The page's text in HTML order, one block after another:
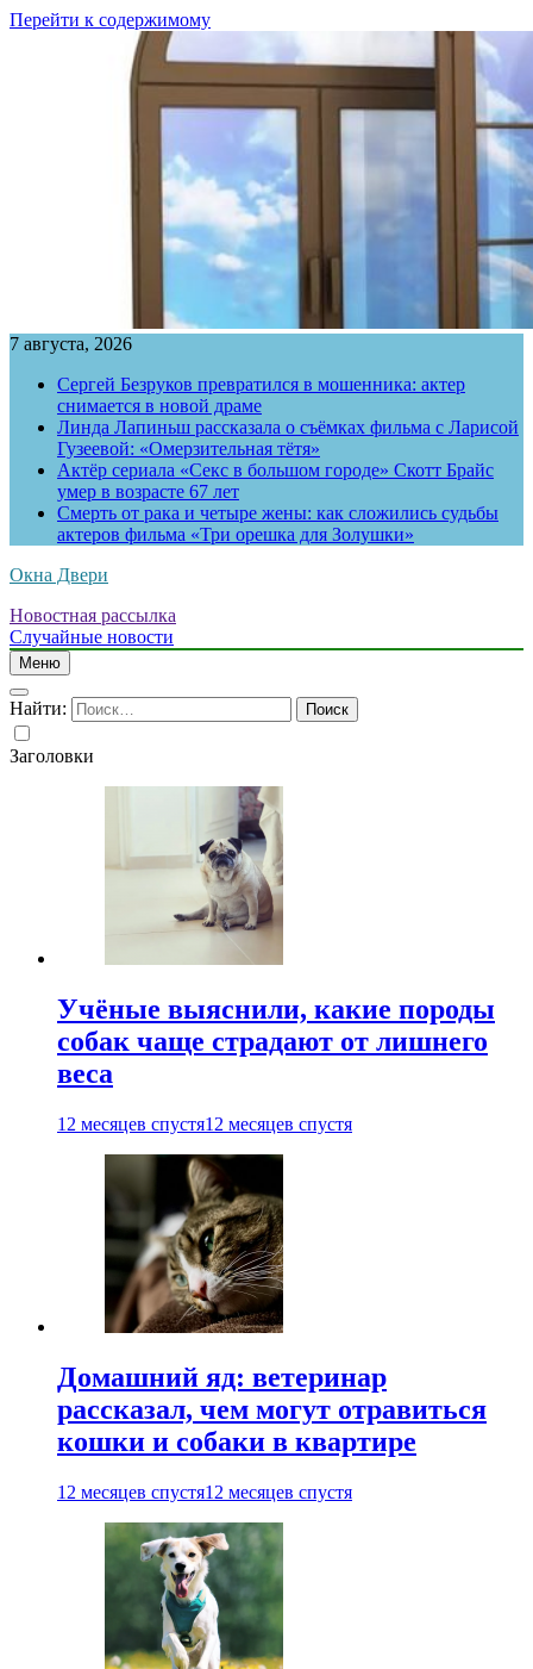
Перейти к содержимому
7 августа, 2026
Сергей Безруков превратился в мошенника: актер
снимается в новой драме
Линда Лапиньш рассказала о съёмках фильма с Ларисой
Гузеевой: «Омерзительная тётя»
Актёр сериала «Секс в большом городе» Скотт Брайс
умер в возрасте 67 лет
Смерть от рака и четыре жены: как сложились судьбы
актеров фильма «Три орешка для Золушки»
Окна Двери
Новостная рассылка
Случайные новости
Меню
Найти:
Заголовки
Учёные выяснили, какие породы
собак чаще страдают от лишнего
веса
12 месяцев спустя12 месяцев спустя
Домашний яд: ветеринар
рассказал, чем могут отравиться
кошки и собаки в квартире
12 месяцев спустя12 месяцев спустя